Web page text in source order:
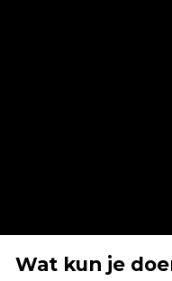
Wat kun je